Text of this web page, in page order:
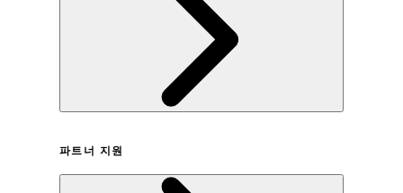
개인정보취급방침
파트너 지원